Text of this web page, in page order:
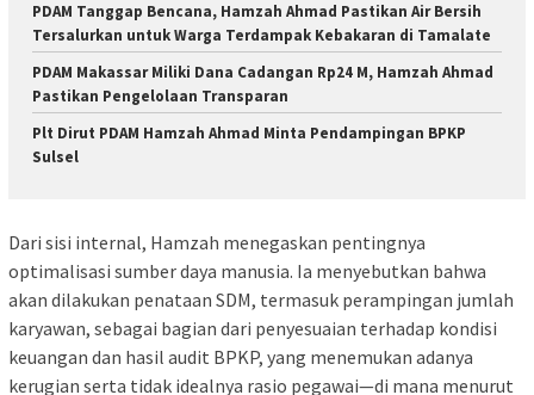
PDAM Tanggap Bencana, Hamzah Ahmad Pastikan Air Bersih
Tersalurkan untuk Warga Terdampak Kebakaran di Tamalate
PDAM Makassar Miliki Dana Cadangan Rp24 M, Hamzah Ahmad
Pastikan Pengelolaan Transparan
Plt Dirut PDAM Hamzah Ahmad Minta Pendampingan BPKP
Sulsel
Dari sisi internal, Hamzah menegaskan pentingnya
optimalisasi sumber daya manusia. Ia menyebutkan bahwa
akan dilakukan penataan SDM, termasuk perampingan jumlah
karyawan, sebagai bagian dari penyesuaian terhadap kondisi
keuangan dan hasil audit BPKP, yang menemukan adanya
kerugian serta tidak idealnya rasio pegawai—di mana menurut